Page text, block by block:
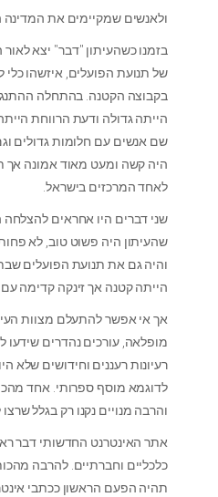
ולאנשים שמקיימים את המדינה
בזמנו כשהעיתון "דבר" יצא
של תנועת הפועלים, איזשהו
בקבוצה הקטנה. בהתחלה
הייתה גדולה ודעת הרווחת
שם אנשים עם חלומות גדולים
היה קשה ומעט מאוד אמונה אך
לאחד המרכזים בישראל.
שני דברים היו אחראים
שהעיתון היה פשוט טוב, לא
והיה גם את תנועת הפועלים
הייתה קטנה אך זינקה קדימה
אך אי אפשר להתעלם מצוות
מופלאה, עורכים נהדרים שידעו
רעיונות רעננים וחידושים שלא
לדוגמא מוסף ספרותי. אחד
והרבה מנויים נקנו רק בגלל
אתר האינטרנט החדשותי דבר
כלכליים וחברתיים. להרבה
תהיה הפעם הראשון ככתבי